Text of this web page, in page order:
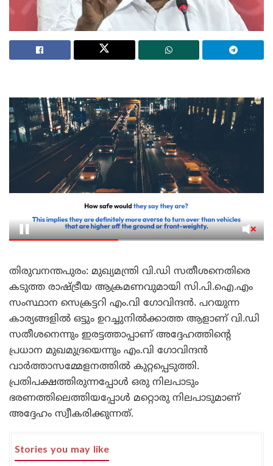
തിരുവനന്തപുരം: മുഖ്യമന്ത്രി വി.ഡി സതീശനെതിരെ
കടുത്ത രാഷ്ട്രീയ ആക്രമണവുമായി സി.പി.ഐ.എം
സംസ്ഥാന സെക്രട്ടറി എം.വി ഗോവിന്ദൻ. പറയുന്ന
കാര്യങ്ങളിൽ ഒട്ടും ഉറച്ചുനിൽക്കാത്ത ആളാണ് വി.ഡി
സതീശനെന്നും ഇരട്ടത്താപ്പാണ് അദ്ദേഹത്തിന്റെ
പ്രധാന മുഖമുദ്രയെന്നും എം.വി ഗോവിന്ദൻ
വാർത്താസമ്മേളനത്തിൽ കുറ്റപ്പെടുത്തി.
പ്രതിപക്ഷത്തിരുന്നപ്പോൾ ഒരു നിലപാടും
ഭരണത്തിലെത്തിയപ്പോൾ മറ്റൊരു നിലപാടുമാണ്
അദ്ദേഹം സ്വീകരിക്കുന്നത്.
Stories you may like